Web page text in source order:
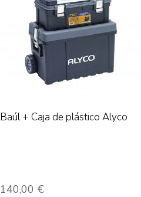
Baúl + Caja de plástico Alyco
140,00 €